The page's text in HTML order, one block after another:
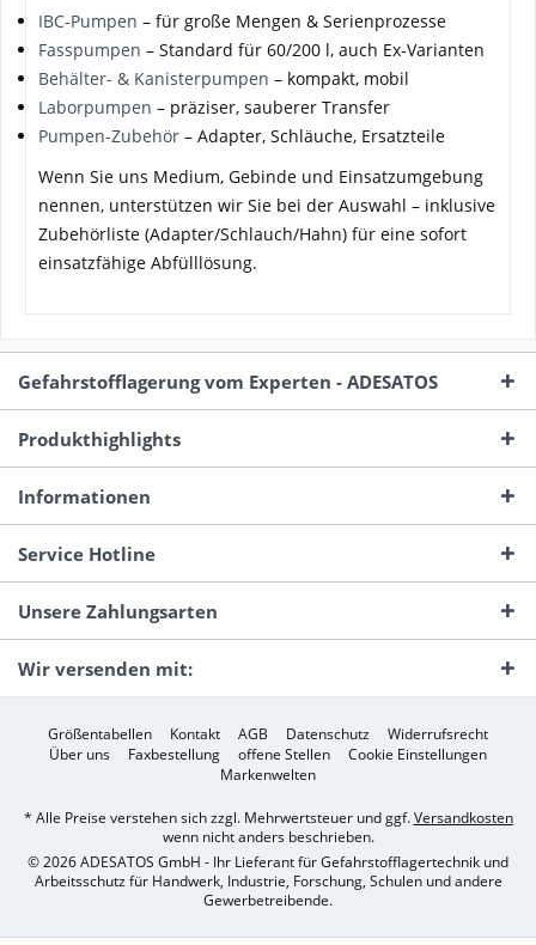
IBC-Pumpen – für große Mengen & Serienprozesse
Fasspumpen – Standard für 60/200 l, auch Ex-Varianten
Behälter- & Kanisterpumpen – kompakt, mobil
Laborpumpen – präziser, sauberer Transfer
Pumpen-Zubehör – Adapter, Schläuche, Ersatzteile
Wenn Sie uns Medium, Gebinde und Einsatzumgebung
nennen, unterstützen wir Sie bei der Auswahl – inklusive
Zubehörliste (Adapter/Schlauch/Hahn) für eine sofort
einsatzfähige Abfülllösung.
Gefahrstofflagerung vom Experten - ADESATOS
Produkthighlights
Informationen
Service Hotline
Unsere Zahlungsarten
Wir versenden mit:
Größentabellen Kontakt AGB Datenschutz
Widerrufsrecht
Über uns
Faxbestellung offene Stellen
Cookie Einstellungen
Markenwelten
* Alle Preise verstehen sich zzgl. Mehrwertsteuer und ggf.Versandkosten
wenn nicht anders beschrieben.
© 2026 ADESATOS GmbH - Ihr Lieferant für Gefahrstofflagertechnik und
Arbeitsschutz für Handwerk, Industrie, Forschung, Schulen und andere
Gewerbetreibende.